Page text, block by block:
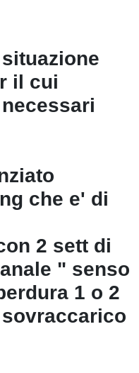
il cui
che e' di
2 sett di
" senso
1 o 2